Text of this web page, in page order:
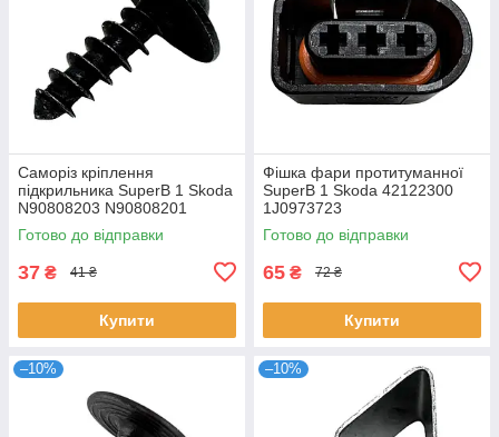
Саморіз кріплення
підкрильника SuperB 1 Skoda
N90808203 N90808201
Готово до відправки
37 ₴ 41 ₴
Купити
Фішка фари протитуманної
SuperB 1 Skoda 42122300
1J0973723
Готово до відправки
65 ₴ 72 ₴
Купити
–10% –10%